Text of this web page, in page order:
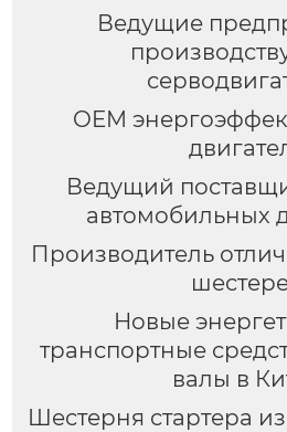
Ведущие
OEM
Ведущий
автомобильных
Производитель
Новые
транспортные
валы в
Шестерня стартера